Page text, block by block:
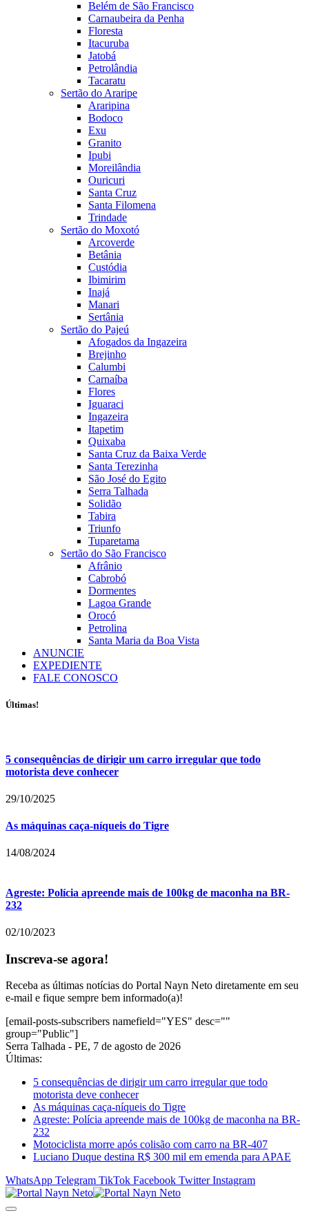
Belém de São Francisco
Carnaubeira da Penha
Floresta
Itacuruba
Jatobá
Petrolândia
Tacaratu
Sertão do Araripe
Araripina
Bodoco
Exu
Granito
Ipubi
Moreilândia
Ouricuri
Santa Cruz
Santa Filomena
Trindade
Sertão do Moxotó
Arcoverde
Betânia
Custódia
Ibimirim
Inajá
Manari
Sertânia
Sertão do Pajeú
Afogados da Ingazeira
Brejinho
Calumbi
Carnaíba
Flores
Iguaraci
Ingazeira
Itapetim
Quixaba
Santa Cruz da Baixa Verde
Santa Terezinha
São José do Egito
Serra Talhada
Solidão
Tabira
Triunfo
Tuparetama
Sertão do São Francisco
Afrânio
Cabrobó
Dormentes
Lagoa Grande
Orocó
Petrolina
Santa Maria da Boa Vista
ANUNCIE
EXPEDIENTE
FALE CONOSCO
Últimas!
5 consequências de dirigir um carro irregular que todo
motorista deve conhecer
29/10/2025
As máquinas caça-níqueis do Tigre
14/08/2024
Agreste: Polícia apreende mais de 100kg de maconha na BR-
232
02/10/2023
Inscreva-se agora!
Receba as últimas notícias do Portal Nayn Neto diretamente em seu
e-mail e fique sempre bem informado(a)!
[email-posts-subscribers namefield="YES" desc=""
group="Public"]
Serra Talhada - PE, 7 de agosto de 2026
Últimas:
5 consequências de dirigir um carro irregular que todo
motorista deve conhecer
As máquinas caça-níqueis do Tigre
Agreste: Polícia apreende mais de 100kg de maconha na BR-
232
Motociclista morre após colisão com carro na BR-407
Luciano Duque destina R$ 300 mil em emenda para APAE
WhatsApp Telegram TikTok Facebook Twitter Instagram